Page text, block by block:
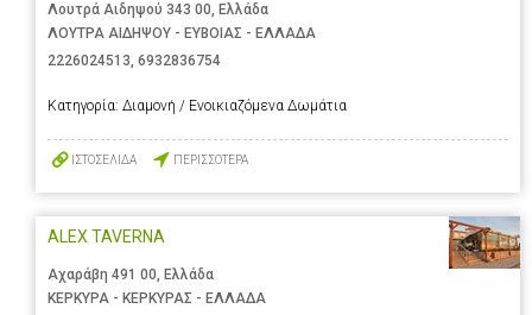
Λουτρά Αιδηψού 343 00, Ελλάδα
ΛΟΥΤΡΑ ΑΙΔΗΨΟΥ - ΕΥΒΟΙΑΣ - ΕΛΛΑΔΑ
2226024513, 6932836754
Κατηγορία: Διαμονή / Ενοικιαζόμενα Δωμάτια
ΙΣΤΟΣΕΛΙΔΑ ΠΕΡΙΣΣΟΤΕΡΑ
ALEX TAVERNA
Αχαράβη 491 00, Ελλάδα
ΚΕΡΚΥΡΑ - ΚΕΡΚΥΡΑΣ - ΕΛΛΑΔΑ